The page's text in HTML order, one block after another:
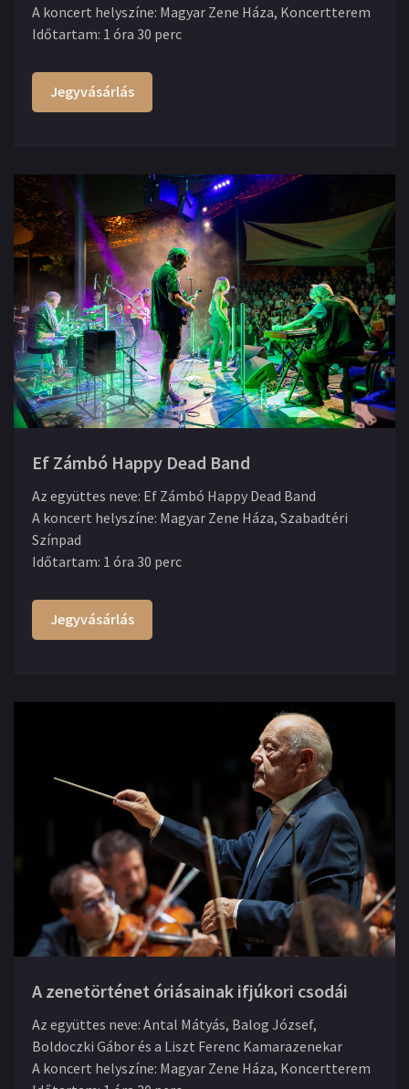
A koncert helyszíne: Magyar Zene Háza, Koncertterem
Időtartam: 1 óra 30 perc
Jegyvásárlás
Ef Zámbó Happy Dead Band
Az együttes neve: Ef Zámbó Happy Dead Band
A koncert helyszíne: Magyar Zene Háza, Szabadtéri
Színpad
Időtartam: 1 óra 30 perc
Jegyvásárlás
A zenetörténet óriásainak ifjúkori csodái
Az együttes neve: Antal Mátyás, Balog József,
Boldoczki Gábor és a Liszt Ferenc Kamarazenekar
A koncert helyszíne: Magyar Zene Háza, Koncertterem